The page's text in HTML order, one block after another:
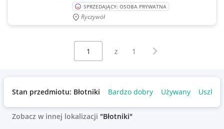
SPRZEDAJĄCY: OSOBA PRYWATNA
Ryczywół
Wybierz stronę:
z 1 Następna strona
Stan przedmiotu: Błotniki Bardzo dobry Używany
Zobacz w innej lokalizacji "Błotniki"